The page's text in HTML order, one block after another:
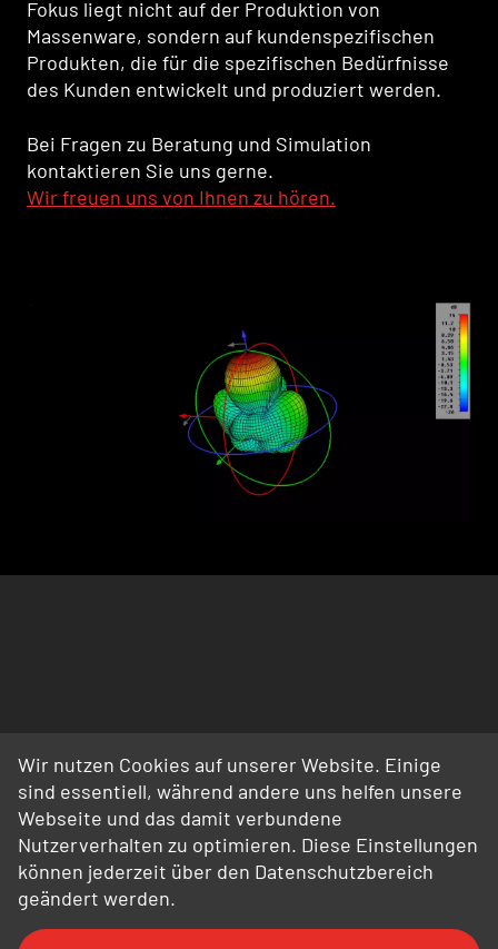
Fokus liegt nicht auf der Produktion von
Massenware, sondern auf kundenspezifischen
Produkten, die für die spezifischen Bedürfnisse
des Kunden entwickelt und produziert werden.
Bei Fragen zu Beratung und Simulation
kontaktieren Sie uns gerne.
Wir freuen uns von Ihnen zu hören.
Wir nutzen Cookies auf unserer Website. Einige
sind essentiell, während andere uns helfen unsere
Webseite und das damit verbundene
Nutzerverhalten zu optimieren. Diese Einstellungen
können jederzeit über den Datenschutzbereich
geändert werden.